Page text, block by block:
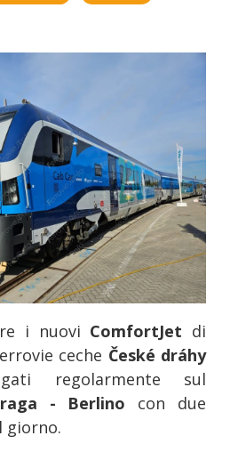
i nuovi ComfortJet di
ceche České dráhy
regolarmente sul
- Berlino con due
giorno.